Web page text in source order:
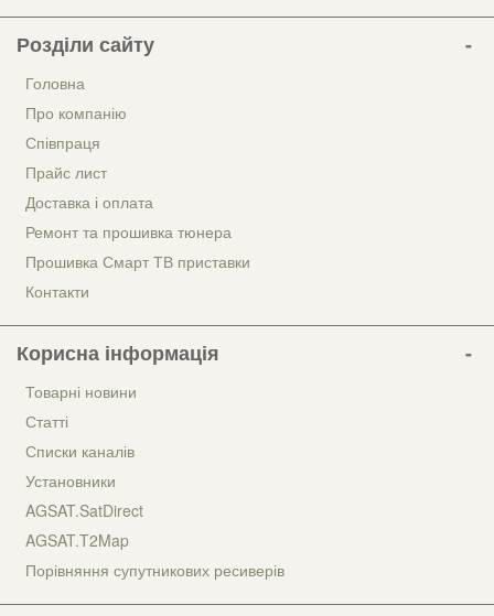
Розділи сайту
Головна
Про компанію
Співпраця
Прайс лист
Доставка і оплата
Ремонт та прошивка тюнера
Прошивка Смарт ТВ приставки
Контакти
Корисна інформація
Товарні новини
Статті
Списки каналів
Установники
AGSAT.SatDirect
AGSAT.T2Map
Порівняння супутникових ресиверів